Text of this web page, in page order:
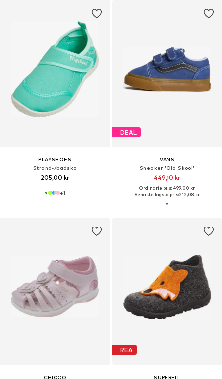
PLAYSHOES
Strand-/badsko
205,00 kr
+1
DEAL
VANS
Sneaker 'Old Skool'
449,10 kr
Ordinarie pris: 499,00 kr
Senaste lägsta pris:212,08 kr
CHICCO
REA
SUPERFIT